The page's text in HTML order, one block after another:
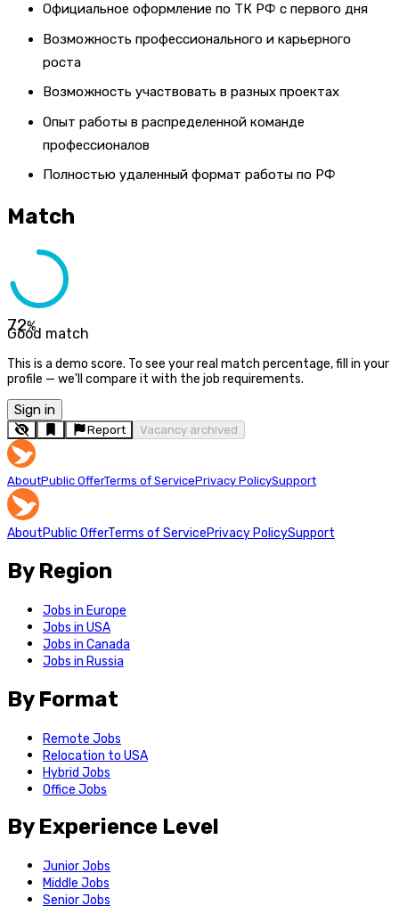
Официальное оформление по ТК РФ с первого дня
Возможность профессионального и карьерного
роста
Возможность участвовать в разных проектах
Опыт работы в распределенной команде
профессионалов
Полностью удаленный формат работы по РФ
Match
72%
Good match
This is a demo score. To see your real match percentage, fill in your
profile — we'll compare it with the job requirements.
Sign in
Report Vacancy archived
AboutPublic OfferTerms of ServicePrivacy PolicySupport
AboutPublic OfferTerms of ServicePrivacy PolicySupport
By Region
Jobs in Europe
Jobs in USA
Jobs in Canada
Jobs in Russia
By Format
Remote Jobs
Relocation to USA
Hybrid Jobs
Office Jobs
By Experience Level
Junior Jobs
Middle Jobs
Senior Jobs